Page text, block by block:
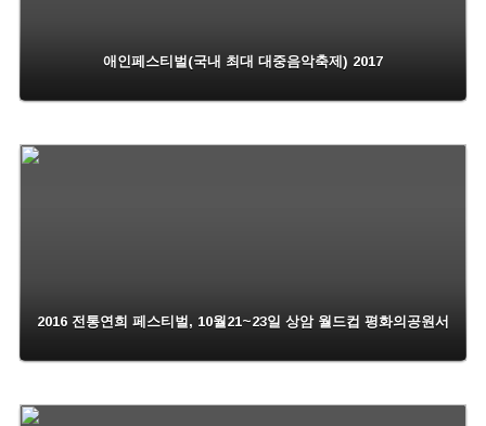
애인페스티벌(국내 최대 대중음악축제) 2017
2016 전통연희 페스티벌, 10월21~23일 상암 월드컵 평화의공원서